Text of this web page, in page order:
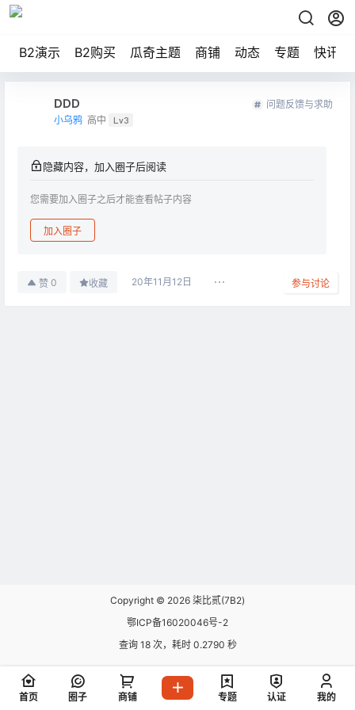
B2演示 B2购买 瓜奇主题 商铺 动态 专题 快讯
DDD
小乌鸦 高中 Lv3
问题反馈与求助
隐藏内容，加入圈子后阅读
您需要加入圈子之后才能查看帖子内容
加入圈子
赞 0 收藏 20年11月12日 参与讨论
Copyright © 2026 柒比贰(7B2)
鄂ICP备16020046号-2
查询 18 次，耗时 0.2790 秒
首页 圈子 商铺 专题 认证 我的